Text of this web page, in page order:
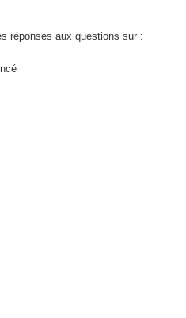
réponses aux questions sur :